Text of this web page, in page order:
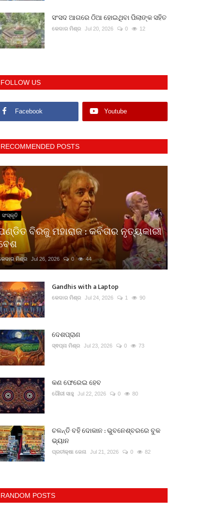
ସଂସଦ ଆଗରେ ଠିଆ ହୋଇଥିବା ପିଲାଙ୍କ ସହିତ
କେଦାର ମିଶ୍ର Jul 20, 2026 0 12
FOLLOW US
Facebook Youtube
RECOMMENDED POSTS
ସଂସ୍କୃତି
ବିରଜୁ ମହାରାଜ : କବିତାର ନୃତ୍ୟକାରୀ
ମିଶ୍ର Jul 26, 2026 0 44
Gandhis with a Laptop
କେଦାର ମିଶ୍ର Jul 24, 2026 1 90
ଦେଶପ୍ରାଣ
ସ୍ଵପ୍ନା ମିଶ୍ର Jul 23, 2026 0 73
କଣ ଫେରେଇ ହେବ
ଗୌରୀ ସାହୁ Jul 22, 2026 0 80
ଚଳନ୍ତି ବହି ଦୋକାନ : ଭୁବନେଶ୍ବରରେ ବୁକ
ଭ୍ୟାନ
ପ୍ରତୀକ୍ଷା ଜେନା Jul 21, 2026 0 82
RANDOM POSTS